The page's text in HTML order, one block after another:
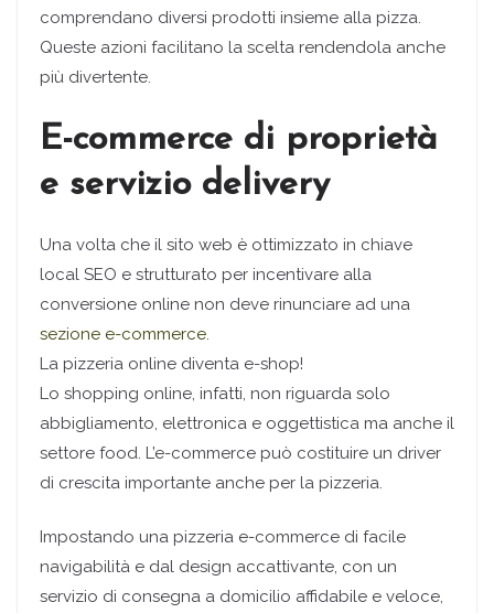
comprendano diversi prodotti insieme alla pizza.
Queste azioni facilitano la scelta rendendola anche
più divertente.
E-commerce di proprietà
e servizio delivery
Una volta che il sito web è ottimizzato in chiave
local SEO e strutturato per incentivare alla
conversione online non deve rinunciare ad una
sezione e-commerce.
La pizzeria online diventa e-shop!
Lo shopping online, infatti, non riguarda solo
abbigliamento, elettronica e oggettistica ma anche il
settore food. L’e-commerce può costituire un driver
di crescita importante anche per la pizzeria.
Impostando una pizzeria e-commerce di facile
navigabilità e dal design accattivante, con un
servizio di consegna a domicilio affidabile e veloce,